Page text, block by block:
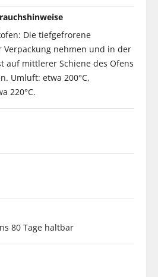
Die tiefgefrorene
Verpackung nehmen und in der
auf mittlerer Schiene des Ofens
Umluft: etwa 200°C,
220°C.
80 Tage haltbar